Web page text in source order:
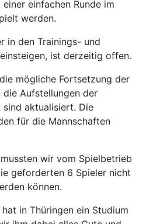
einfachen Runde im
werden.
in den Trainings- und
ist derzeitig offen.
mögliche Fortsetzung der
Aufstellungen der
aktualisiert. Die
für die Mannschaften
wir vom Spielbetrieb
geforderten 6 Spieler nicht
können.
in Thüringen ein Studium